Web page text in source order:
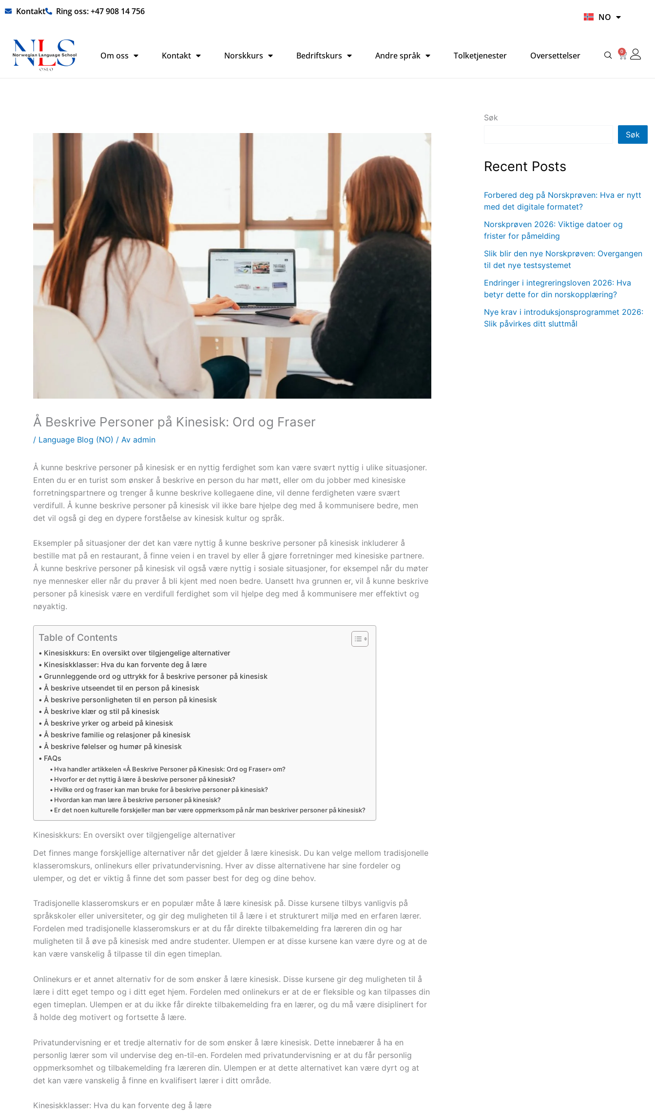
Hopp
innholdet
Kontakt Ring oss: +47 908 14 756
NO
HI
Om oss Kontakt Norskkurs Bedriftskurs Andre språk Tolketjenester Oversettelser 0
Å Beskrive Personer på Kinesisk: Ord og Fraser
/ Language Blog (NO) / Av admin
Å kunne beskrive personer på kinesisk er en nyttig ferdighet som kan være svært nyttig i ulike situasjoner.
Enten du er en turist som ønsker å beskrive en person du har møtt, eller om du jobber med kinesiske
forretningspartnere og trenger å kunne beskrive kollegaene dine, vil denne ferdigheten være svært
verdifull. Å kunne beskrive personer på kinesisk vil ikke bare hjelpe deg med å kommunisere bedre, men
det vil også gi deg en dypere forståelse av kinesisk kultur og språk.
Eksempler på situasjoner der det kan være nyttig å kunne beskrive personer på kinesisk inkluderer å
bestille mat på en restaurant, å finne veien i en travel by eller å gjøre forretninger med kinesiske partnere.
Å kunne beskrive personer på kinesisk vil også være nyttig i sosiale situasjoner, for eksempel når du møter
nye mennesker eller når du prøver å bli kjent med noen bedre. Uansett hva grunnen er, vil å kunne beskrive
personer på kinesisk være en verdifull ferdighet som vil hjelpe deg med å kommunisere mer effektivt og
nøyaktig.
Table of Contents
Kinesiskkurs: En oversikt over tilgjengelige alternativer
Kinesiskklasser: Hva du kan forvente deg å lære
Grunnleggende ord og uttrykk for å beskrive personer på kinesisk
Å beskrive utseendet til en person på kinesisk
Å beskrive personligheten til en person på kinesisk
Å beskrive klær og stil på kinesisk
Å beskrive yrker og arbeid på kinesisk
Å beskrive familie og relasjoner på kinesisk
Å beskrive følelser og humør på kinesisk
FAQs
Hva handler artikkelen «Å Beskrive Personer på Kinesisk: Ord og Fraser» om?
Hvorfor er det nyttig å lære å beskrive personer på kinesisk?
Hvilke ord og fraser kan man bruke for å beskrive personer på kinesisk?
Hvordan kan man lære å beskrive personer på kinesisk?
Er det noen kulturelle forskjeller man bør være oppmerksom på når man beskriver personer på kinesisk?
Kinesiskkurs: En oversikt over tilgjengelige alternativer
Det finnes mange forskjellige alternativer når det gjelder å lære kinesisk. Du kan velge mellom tradisjonelle
klasseromskurs, onlinekurs eller privatundervisning. Hver av disse alternativene har sine fordeler og
ulemper, og det er viktig å finne det som passer best for deg og dine behov.
Tradisjonelle klasseromskurs er en populær måte å lære kinesisk på. Disse kursene tilbys vanligvis på
språkskoler eller universiteter, og gir deg muligheten til å lære i et strukturert miljø med en erfaren lærer.
Fordelen med tradisjonelle klasseromskurs er at du får direkte tilbakemelding fra læreren din og har
muligheten til å øve på kinesisk med andre studenter. Ulempen er at disse kursene kan være dyre og at de
kan være vanskelig å tilpasse til din egen timeplan.
Onlinekurs er et annet alternativ for de som ønsker å lære kinesisk. Disse kursene gir deg muligheten til å
lære i ditt eget tempo og i ditt eget hjem. Fordelen med onlinekurs er at de er fleksible og kan tilpasses din
egen timeplan. Ulempen er at du ikke får direkte tilbakemelding fra en lærer, og du må være disiplinert for
å holde deg motivert og fortsette å lære.
Privatundervisning er et tredje alternativ for de som ønsker å lære kinesisk. Dette innebærer å ha en
personlig lærer som vil undervise deg en-til-en. Fordelen med privatundervisning er at du får personlig
oppmerksomhet og tilbakemelding fra læreren din. Ulempen er at dette alternativet kan være dyrt og at
det kan være vanskelig å finne en kvalifisert lærer i ditt område.
Kinesiskklasser: Hva du kan forvente deg å lære
Søk
Søk
Recent Posts
Forbered deg på Norskprøven: Hva er nytt
med det digitale formatet?
Norskprøven 2026: Viktige datoer og
frister for påmelding
Slik blir den nye Norskprøven: Overgangen
til det nye testsystemet
Endringer i integreringsloven 2026: Hva
betyr dette for din norskopplæring?
Nye krav i introduksjonsprogrammet 2026:
Slik påvirkes ditt sluttmål